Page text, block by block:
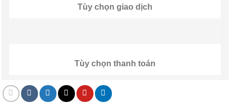
Tùy chọn giao dịch
Tùy chọn thanh toán